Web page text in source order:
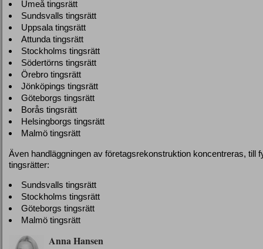
Umeå tingsrätt
Sundsvalls tingsrätt
Uppsala tingsrätt
Attunda tingsrätt
Stockholms tingsrätt
Södertörns tingsrätt
Örebro tingsrätt
Jönköpings tingsrätt
Göteborgs tingsrätt
Borås tingsrätt
Helsingborgs tingsrätt
Malmö tingsrätt
Även handläggningen av företagsrekonstruktion koncentreras, till
tingsrätter:
Sundsvalls tingsrätt
Stockholms tingsrätt
Göteborgs tingsrätt
Malmö tingsrätt
Anna Hansen